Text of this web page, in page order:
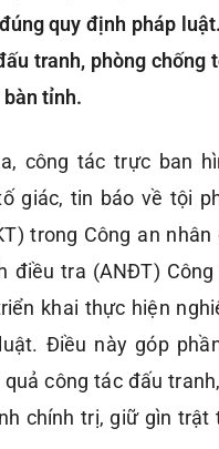
quy định pháp
tranh, phòng
tỉnh.
công tác trực ban
giác, tin báo về tội
trong Công an nhân
điều tra (ANĐT)
khai thực hiện
Điều này góp
công tác đấu
chính trị, giữ gìn trật